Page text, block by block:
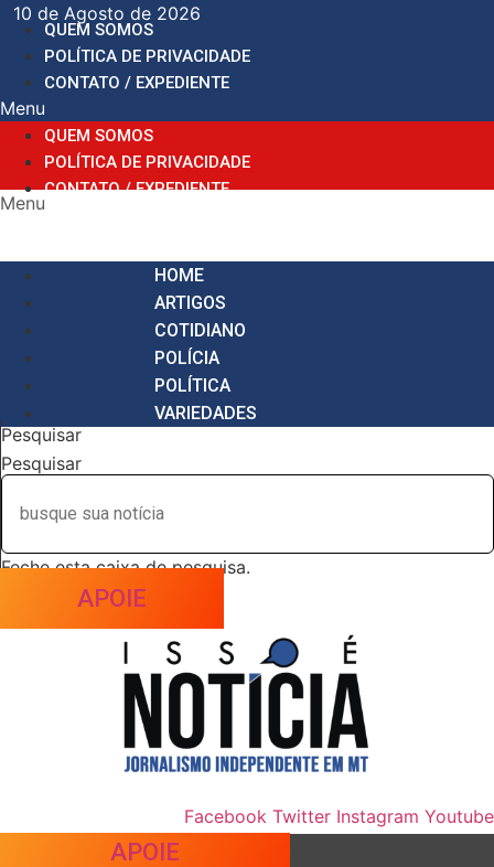
para
conteúdo
10 de Agosto de 2026
QUEM SOMOS
POLÍTICA DE PRIVACIDADE
CONTATO / EXPEDIENTE
Menu
QUEM SOMOS
POLÍTICA DE PRIVACIDADE
CONTATO / EXPEDIENTE
Menu
HOME
ARTIGOS
COTIDIANO
POLÍCIA
POLÍTICA
VARIEDADES
Pesquisar
Pesquisar
Feche esta caixa de pesquisa.
APOIE
Facebook Twitter Instagram Youtube
APOIE